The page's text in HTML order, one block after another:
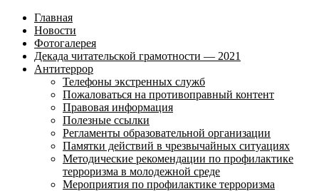
Главная
Новости
Фотогалерея
Декада читательской грамотности — 2021
Антитеррор
Телефоны экстренных служб
Пожаловаться на противоправный контент
Правовая информация
Полезные ссылки
Регламенты образовательной организации
Памятки действий в чрезвычайных ситуациях
Методические рекомендации по профилактике
терроризма в молодежной среде
Мероприятия по профилактике терроризма